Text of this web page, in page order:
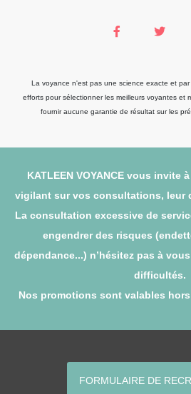
La voyance n'est pas une science exacte et
efforts pour sélectionner les meilleurs voyantes et
fournir aucune garantie de résultat sur les
KATLEEN VOYANCE vous invite
vigilant sur vos consultations, leur
La consultation excessive de
engendrer des risques
dépendance...) n’hésitez pas à
difficultés.
Nos promotions sont valables
FORMULAIRE DE